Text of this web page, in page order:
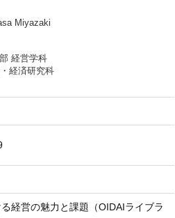
Miyazaki
経営学科
経済研究科
経営の魅力と課題（OIDAIライブラ